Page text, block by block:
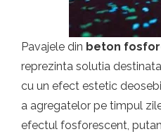
Pavajele din beton
reprezinta solutia
cu un efect estetic
a agregatelor pe timpul
efectul fosforescent,